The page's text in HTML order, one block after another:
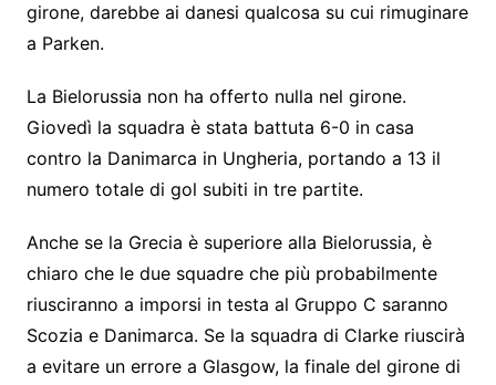
girone, darebbe ai danesi qualcosa su cui rimuginare
a Parken.
La Bielorussia non ha offerto nulla nel girone.
Giovedì la squadra è stata battuta 6-0 in casa
contro la Danimarca in Ungheria, portando a 13 il
numero totale di gol subiti in tre partite.
Anche se la Grecia è superiore alla Bielorussia, è
chiaro che le due squadre che più probabilmente
riusciranno a imporsi in testa al Gruppo C saranno
Scozia e Danimarca. Se la squadra di Clarke riuscirà
a evitare un errore a Glasgow, la finale del girone di